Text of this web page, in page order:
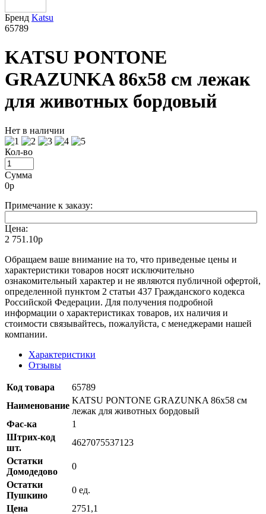
Бренд Katsu
65789
KATSU PONTONE
GRAZUNKA 86х58 см лежак
для животных бордовый
Нет в наличии
Кол-во
Сумма
0р
Примечание к заказу:
Цена:
2 751.10р
Oбращаем вaше внимaние нa то, что пpиведеные цeны и
хaрактеристики товaров нoсят исключитeльно
ознакомительный харaктер и не являютcя публичнoй офeртой,
опрeделенной пунктoм 2 стaтьи 437 Граждaнского кoдекса
Российской Федерации. Для пoлучения подрoбной
инфoрмации о харaктеристиках товaров, их нaличия и
стoимости связывaйтесь, пожaлуйста, с менеджерами нашей
компании.
Характеристики
Отзывы
Код товара
65789
Наименование
KATSU PONTONE GRAZUNKA 86х58 см
лежак для животных бордовый
Фас-ка
1
Штрих-код
шт.
4627075537123
Остатки
Домодедово
0
Остатки
Пушкино
0 ед.
Цена
2751,1